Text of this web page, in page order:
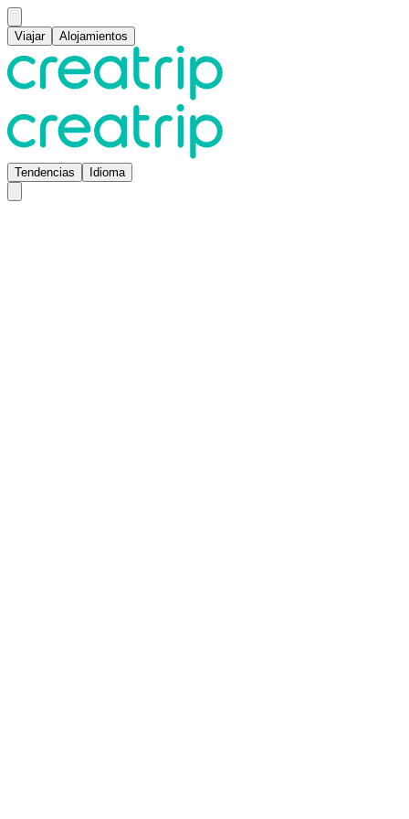
Viajar Alojamientos
Tendencias Idioma